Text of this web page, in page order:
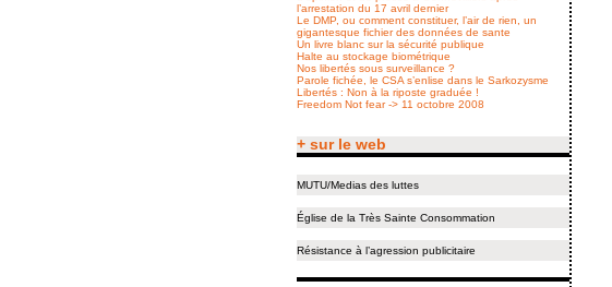
l’arrestation du 17 avril dernier
Le DMP, ou comment constituer, l’air de rien, un
gigantesque fichier des données de sante
Un livre blanc sur la sécurité publique
Halte au stockage biométrique
Nos libertés sous surveillance ?
Parole fichée, le CSA s’enlise dans le Sarkozysme
Libertés : Non à la riposte graduée !
Freedom Not fear -> 11 octobre 2008
+ sur le web
MUTU/Medias des luttes
Église de la Très Sainte Consommation
Résistance à l’agression publicitaire